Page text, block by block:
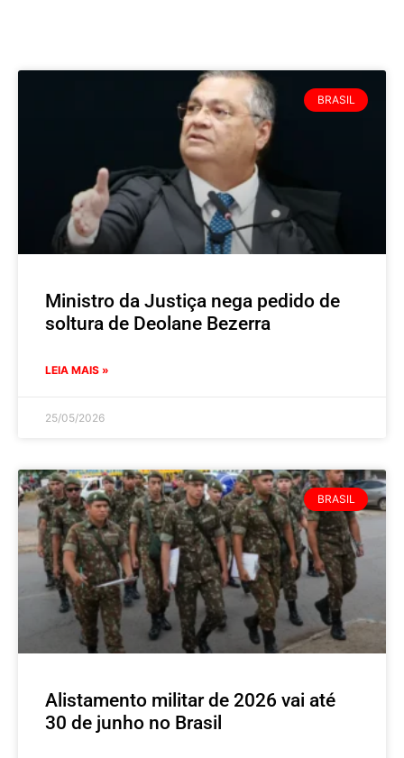
BRASIL
Ministro da Justiça nega pedido de
soltura de Deolane Bezerra
LEIA MAIS »
25/05/2026
BRASIL
Alistamento militar de 2026 vai até
30 de junho no Brasil